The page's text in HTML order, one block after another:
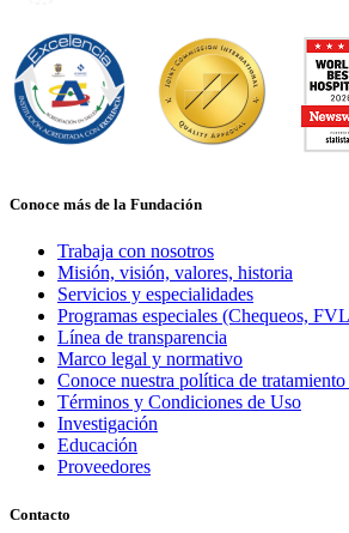
Conoce más de la Fundación
Trabaja con nosotros
Misión, visión, valores, historia
Servicios y especialidades
Programas especiales (Chequeos,
Línea de transparencia
Marco legal y normativo
Conoce nuestra política de tratamiento
Términos y Condiciones de Uso
Investigación
Educación
Proveedores
Contacto